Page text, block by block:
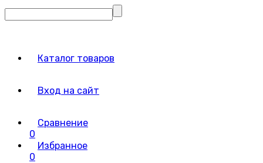
Каталог товаров
Вход на сайт
Сравнение
0
Избранное
0